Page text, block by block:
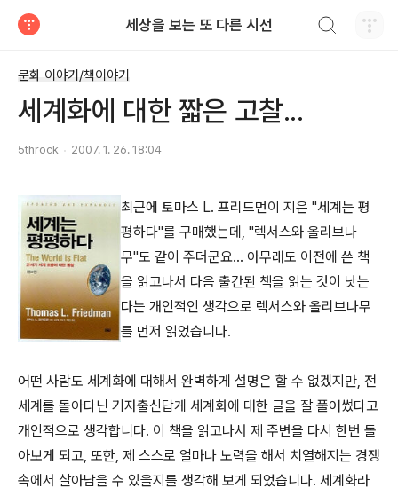
세상을 보는 또 다른 시선
문화 이야기/책이야기
세계화에 대한 짧은 고찰...
5throck 2007. 1. 26. 18:04
최근에 토마스 L. 프리드먼이 지은 "세계는 평
평하다"를 구매했는데, "렉서스와 올리브나
무"도 같이 주더군요... 아무래도 이전에 쓴 책
을 읽고나서 다음 출간된 책을 읽는 것이 낫는
다는 개인적인 생각으로 렉서스와 올리브나무
를 먼저 읽었습니다.
어떤 사람도 세계화에 대해서 완벽하게 설명은 할 수 없겠지만, 전
세계를 돌아다닌 기자출신답게 세계화에 대한 글을 잘 풀어썼다고
개인적으로 생각합니다. 이 책을 읽고나서 제 주변을 다시 한번 돌
아보게 되고, 또한, 제 스스로 얼마나 노력을 해서 치열해지는 경쟁
속에서 살아남을 수 있을지를 생각해 보게 되었습니다. 세계화라